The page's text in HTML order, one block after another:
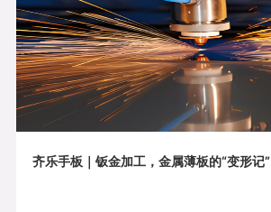
齐乐手板｜钣金加工，金属薄板的“变形记”